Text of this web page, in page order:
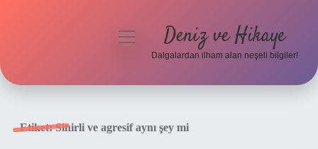
menüyü
Deniz ve Hikaye
Dalgalardan ilham alan neşeli bilgiler!
Etiket:Sinirli ve agresif aynı şey mi